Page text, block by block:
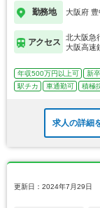
勤務地 大阪府 豊
アクセス
北大阪急
大阪高速
年収500万円以上可 新
駅チカ
車通勤可 積極
求人の詳細
更新日：2024年7月29日